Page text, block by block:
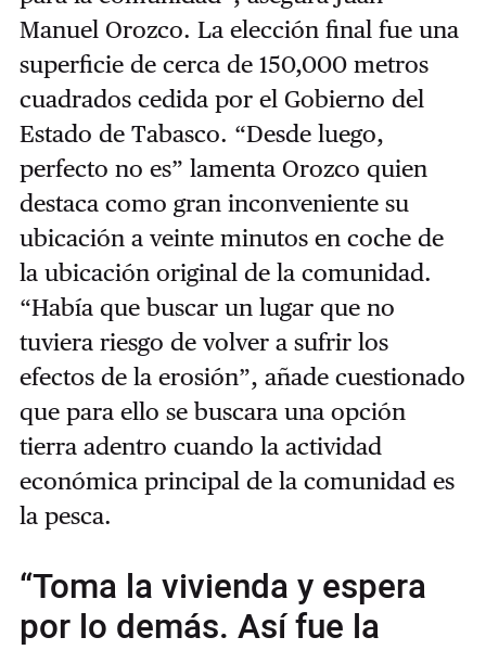
Manuel Orozco. La elección final fue una
superficie de cerca de 150,000 metros
cuadrados cedida por el Gobierno del
Estado de Tabasco. “Desde luego,
perfecto no es” lamenta Orozco quien
destaca como gran inconveniente su
ubicación a veinte minutos en coche de
la ubicación original de la comunidad.
“Había que buscar un lugar que no
tuviera riesgo de volver a sufrir los
efectos de la erosión”, añade cuestionado
que para ello se buscara una opción
tierra adentro cuando la actividad
económica principal de la comunidad es
la pesca.
“Toma la vivienda y espera
por lo demás. Así fue la